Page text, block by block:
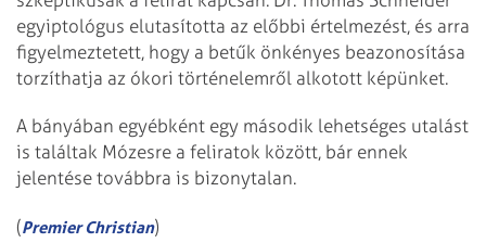
egyiptológus elutasította az előbbi értelmezést, és arra
figyelmeztetett, hogy a betűk önkényes beazonosítása
torzíthatja az ókori történelemről alkotott képünket.
A bányában egyébként egy második lehetséges utalást
is találtak Mózesre a feliratok között, bár ennek
jelentése továbbra is bizonytalan.
(Premier Christian)